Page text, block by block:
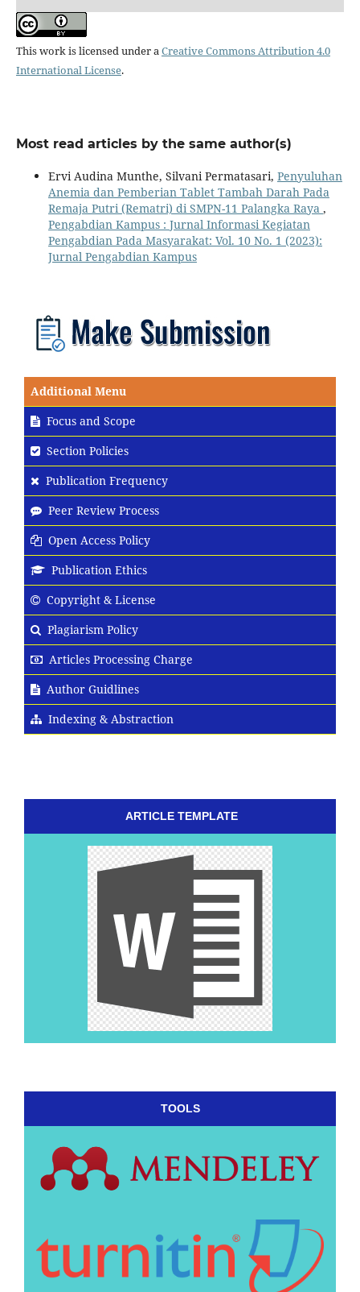
This work is licensed under aCreative Commons Attribution 4.0
International License.
Most read articles by the same author(s)
Ervi Audina Munthe, Silvani Permatasari, Penyuluhan
Anemia dan Pemberian Tablet Tambah Darah Pada
Remaja Putri (Rematri) di SMPN-11 Palangka Raya ,
Pengabdian Kampus : Jurnal Informasi Kegiatan
Pengabdian Pada Masyarakat: Vol. 10 No. 1 (2023):
Jurnal Pengabdian Kampus
Additional Menu
Focus and Scope
Section Policies
Publication Frequency
Peer Review Process
Open Access Policy
Publication Ethics
Copyright & License
Plagiarism Policy
Articles Processing Charge
Author Guidlines
Indexing & Abstraction
ARTICLE TEMPLATE
TOOLS